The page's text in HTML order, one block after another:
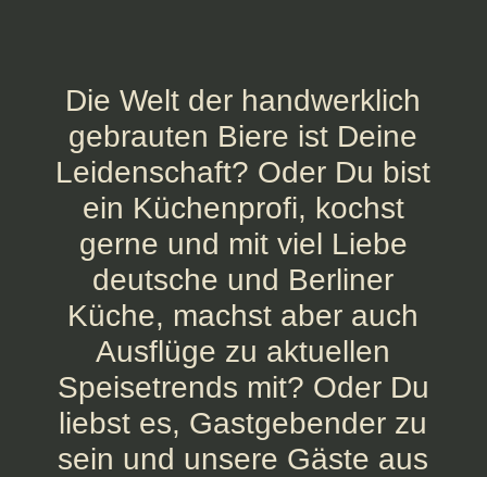
Die Welt der handwerklich
gebrauten Biere ist Deine
Leidenschaft? Oder Du bist
ein Küchenprofi, kochst
gerne und mit viel Liebe
deutsche und Berliner
Küche, machst aber auch
Ausflüge zu aktuellen
Speisetrends mit? Oder Du
liebst es, Gastgebender zu
sein und unsere Gäste aus